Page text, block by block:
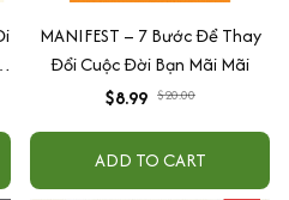
MANIFEST – 7 Bước Để Thay
Đổi Cuộc Đời Bạn Mãi Mãi
$8.99 $20.00
ADD TO CART